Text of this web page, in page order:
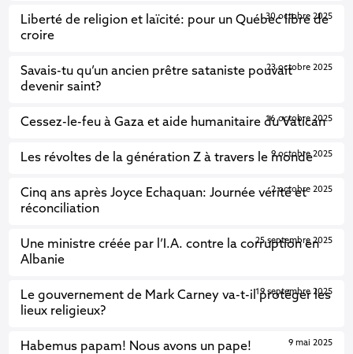
Liberté de religion et laïcité: pour un Québec libre de
croire
30 octobre 2025
Savais-tu qu’un ancien prêtre sataniste pouvait
devenir saint?
23 octobre 2025
Cessez-le-feu à Gaza et aide humanitaire du Vatican
16 octobre 2025
Les révoltes de la génération Z à travers le monde
9 octobre 2025
Cinq ans après Joyce Echaquan: Journée vérité et
réconciliation
2 octobre 2025
Une ministre créée par l’I.A. contre la corruption en
Albanie
25 septembre 2025
Le gouvernement de Mark Carney va-t-il protéger les
lieux religieux?
19 septembre 2025
Habemus papam! Nous avons un pape! 9 mai 2025